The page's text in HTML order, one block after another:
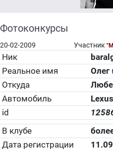
Фотоконкурсы
20-02-2009 Участник
Ник
Реальное имя
Олег
Откуда
Автомобиль
id
В клубе
Дата регистрации